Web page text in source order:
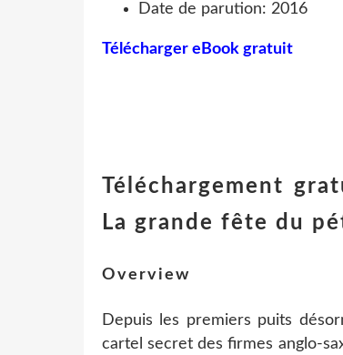
Date de parution: 2016
Télécharger eBook gratuit
Téléchargement
La grande fête du
Overview
Depuis les premiers puits
cartel secret des firmes anglo-